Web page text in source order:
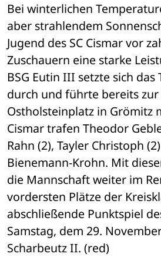
Bei winterlichen
aber strahlendem
Jugend des SC Cismar vor
Zuschauern eine starke
BSG Eutin III setzte sich das
durch und führte bereits zur
Ostholsteinplatz in Grömitz
Cismar trafen Theodor
Rahn (2), Tayler Christoph
Bienemann-Krohn. Mit
die Mannschaft weiter im
vordersten Plätze der
abschließende Punktspiel
Samstag, dem 29.
Scharbeutz II. (red)